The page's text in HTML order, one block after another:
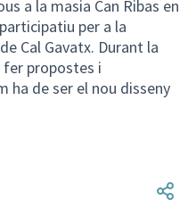
a la masia Can Ribas en
per a la
Cal Gavatx. Durant la
propostes i
ha de ser el nou disseny